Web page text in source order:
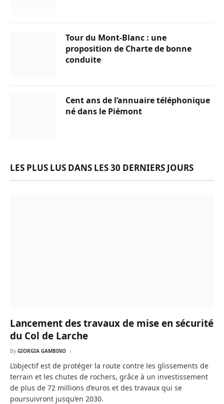
Tour du Mont-Blanc : une
proposition de Charte de bonne
conduite
Cent ans de l’annuaire téléphonique
né dans le Piémont
LES PLUS LUS DANS LES 30 DERNIERS JOURS
Lancement des travaux de mise en sécurité
du Col de Larche
By GIORGIA GAMBINO
L’objectif est de protéger la route contre les glissements de
terrain et les chutes de rochers, grâce à un investissement
de plus de 72 millions d’euros et des travaux qui se
poursuivront jusqu’en 2030.